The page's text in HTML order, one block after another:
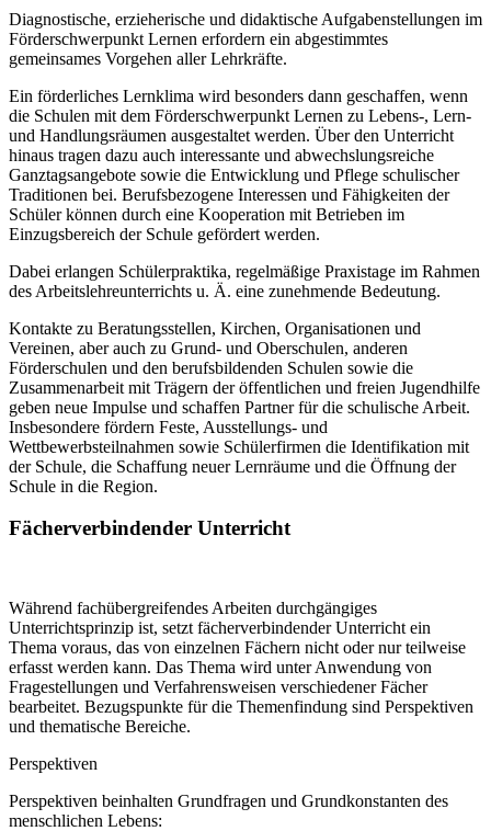
Diagnostische, erzieherische und didaktische Aufgabenstellungen im
Förderschwerpunkt Lernen erfordern ein abgestimmtes
gemeinsames Vorgehen aller Lehrkräfte.
Ein förderliches Lernklima wird besonders dann geschaffen, wenn
die Schulen mit dem Förderschwerpunkt Lernen zu Lebens-, Lern-
und Handlungsräumen ausgestaltet werden. Über den Unterricht
hinaus tragen dazu auch interessante und abwechslungsreiche
Ganztagsangebote sowie die Entwicklung und Pflege schulischer
Traditionen bei. Berufsbezogene Interessen und Fähigkeiten der
Schüler können durch eine Kooperation mit Betrieben im
Einzugsbereich der Schule gefördert werden.
Dabei erlangen Schülerpraktika, regelmäßige Praxistage im Rahmen
des Arbeitslehreunterrichts u. Ä. eine zunehmende Bedeutung.
Kontakte zu Beratungsstellen, Kirchen, Organisationen und
Vereinen, aber auch zu Grund- und Oberschulen, anderen
Förderschulen und den berufsbildenden Schulen sowie die
Zusammenarbeit mit Trägern der öffentlichen und freien Jugendhilfe
geben neue Impulse und schaffen Partner für die schulische Arbeit.
Insbesondere fördern Feste, Ausstellungs- und
Wettbewerbsteilnahmen sowie Schülerfirmen die Identifikation mit
der Schule, die Schaffung neuer Lernräume und die Öffnung der
Schule in die Region.
Fächerverbindender Unterricht
Während fachübergreifendes Arbeiten durchgängiges
Unterrichtsprinzip ist, setzt fächerverbindender Unterricht ein
Thema voraus, das von einzelnen Fächern nicht oder nur teilweise
erfasst werden kann. Das Thema wird unter Anwendung von
Fragestellungen und Verfahrensweisen verschiedener Fächer
bearbeitet. Bezugspunkte für die Themenfindung sind Perspektiven
und thematische Bereiche.
Perspektiven
Perspektiven beinhalten Grundfragen und Grundkonstanten des
menschlichen Lebens: